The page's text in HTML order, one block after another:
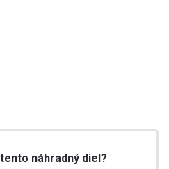
náhradný diel?